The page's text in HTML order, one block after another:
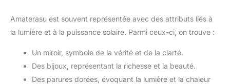
Amaterasu est souvent représentée avec des attributs liés à
la lumière et à la puissance solaire. Parmi ceux-ci, on trouve :
Un miroir, symbole de la vérité et de la clarté.
Des bijoux, représentant la richesse et la beauté.
Des parures dorées, évoquant la lumière et la chaleur